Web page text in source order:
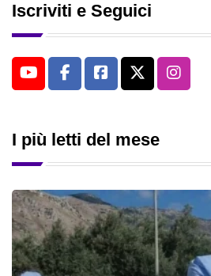
Iscriviti e Seguici
I più letti del mese